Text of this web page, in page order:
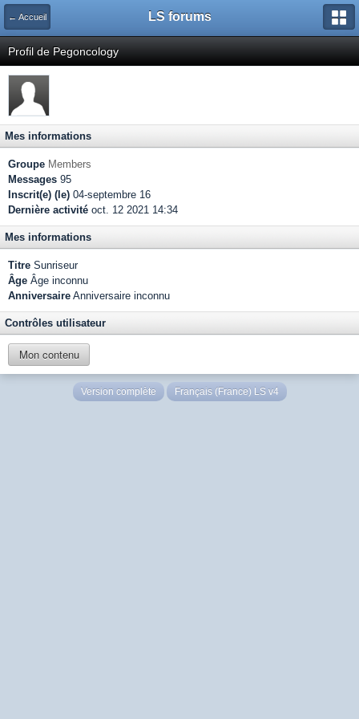
← Accueil LS forums
Profil de Pegoncology
Mes informations
Groupe Members
Messages 95
Inscrit(e) (le) 04-septembre 16
Dernière activité oct. 12 2021 14:34
Mes informations
Titre Sunriseur
Âge Âge inconnu
Anniversaire Anniversaire inconnu
Contrôles utilisateur
Mon contenu
Version complète Français (France) LS v4